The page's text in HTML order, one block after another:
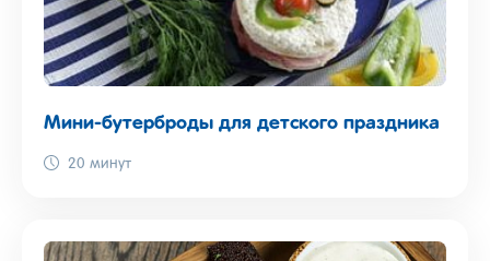
Мини-бутерброды для детского праздника
20 минут